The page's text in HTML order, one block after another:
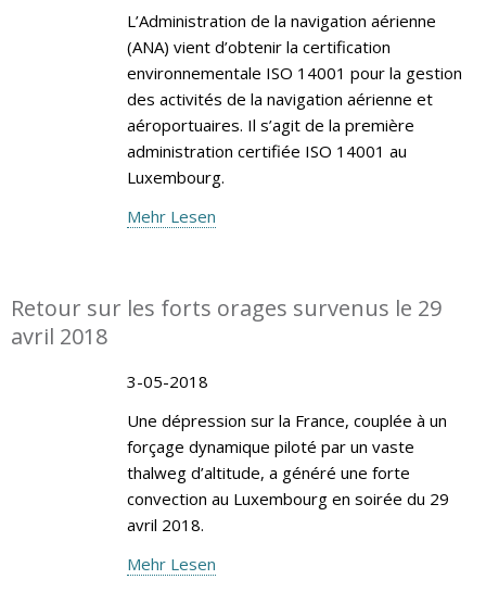
L’Administration de la navigation aérienne
(ANA) vient d’obtenir la certification
environnementale ISO 14001 pour la gestion
des activités de la navigation aérienne et
aéroportuaires. Il s’agit de la première
administration certifiée ISO 14001 au
Luxembourg.
Mehr Lesen
Retour sur les forts orages survenus le 29
avril 2018
3-05-2018
Une dépression sur la France, couplée à un
forçage dynamique piloté par un vaste
thalweg d’altitude, a généré une forte
convection au Luxembourg en soirée du 29
avril 2018.
Mehr Lesen